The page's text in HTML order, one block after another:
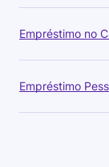
Empréstimo no
Empréstimo